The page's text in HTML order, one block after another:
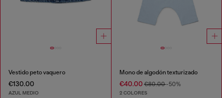
Vestido peto vaquero
€130.00
AZUL MEDIO
Mono de algodón texturizado
€40.00€80.00-50%
2 COLORES